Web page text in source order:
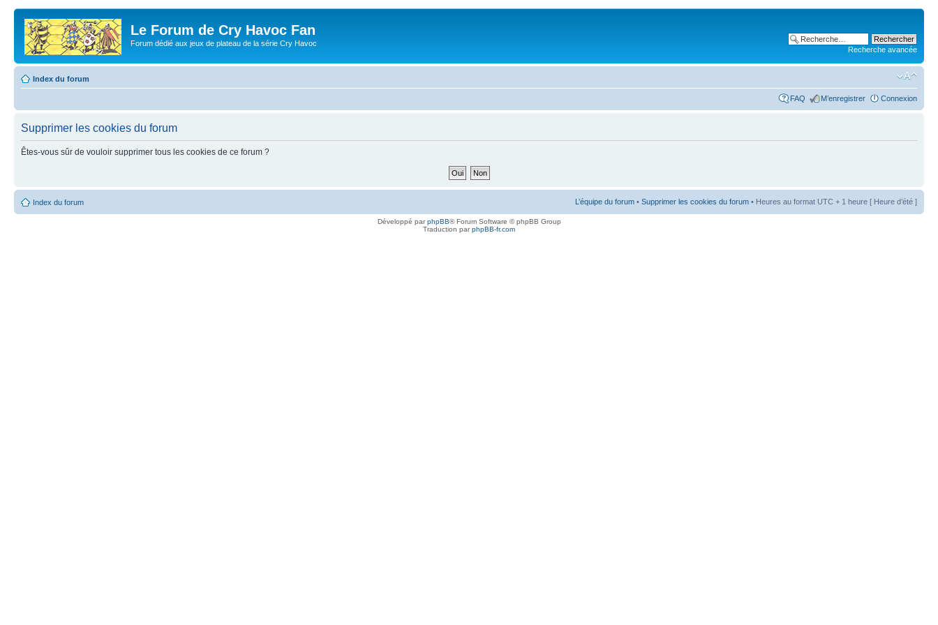
Le Forum de Cry Havoc Fan
Forum dédié aux jeux de plateau de la série Cry Havoc
Recherche avancée
Index du forum
FAQ M’enregistrer Connexion
Supprimer les cookies du forum
Êtes-vous sûr de vouloir supprimer tous les cookies de ce forum ?
Index du forum L’équipe du forum • Supprimer les cookies du forum • Heures au format UTC + 1 heure [ Heure d’été ]
Développé parphpBB® Forum Software © phpBB Group
Traduction parphpBB-fr.com